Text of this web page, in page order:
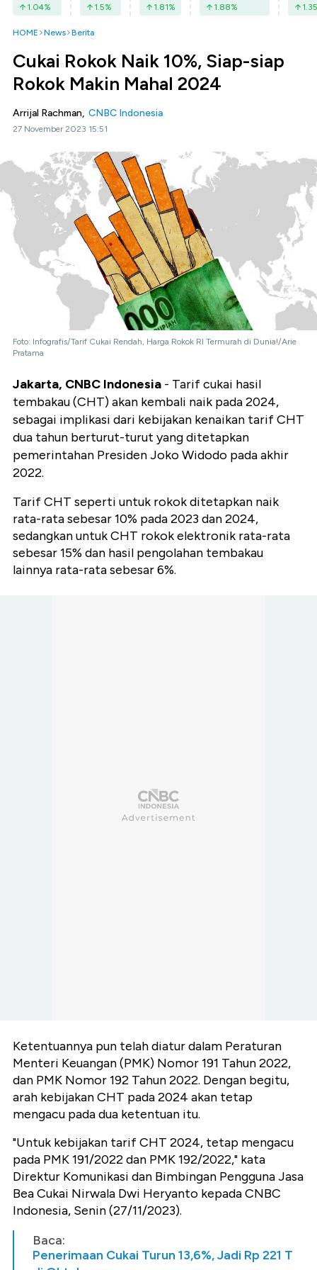
1.04% 1.5% 1.81% 1.88% 1.35
HOME News Berita
Cukai Rokok Naik 10%, Siap-siap
Rokok Makin Mahal 2024
Arrijal Rachman, CNBC Indonesia
27 November 2023 15:51
Foto: Infografis/Tarif Cukai Rendah, Harga Rokok RI Termurah di Dunia!/Arie
Pratama
Jakarta, CNBC Indonesia - Tarif cukai hasil
tembakau (CHT) akan kembali naik pada 2024,
sebagai implikasi dari kebijakan kenaikan tarif CHT
dua tahun berturut-turut yang ditetapkan
pemerintahan Presiden Joko Widodo pada akhir
2022.
Tarif CHT seperti untuk rokok ditetapkan naik
rata-rata sebesar 10% pada 2023 dan 2024,
sedangkan untuk CHT rokok elektronik rata-rata
sebesar 15% dan hasil pengolahan tembakau
lainnya rata-rata sebesar 6%.
Ketentuannya pun telah diatur dalam Peraturan
Menteri Keuangan (PMK) Nomor 191 Tahun 2022,
dan PMK Nomor 192 Tahun 2022. Dengan begitu,
arah kebijakan CHT pada 2024 akan tetap
mengacu pada dua ketentuan itu.
"Untuk kebijakan tarif CHT 2024, tetap mengacu
pada PMK 191/2022 dan PMK 192/2022," kata
Direktur Komunikasi dan Bimbingan Pengguna Jasa
Bea Cukai Nirwala Dwi Heryanto kepada CNBC
Indonesia, Senin (27/11/2023).
Baca:
Penerimaan Cukai Turun 13,6%, Jadi Rp 221 T